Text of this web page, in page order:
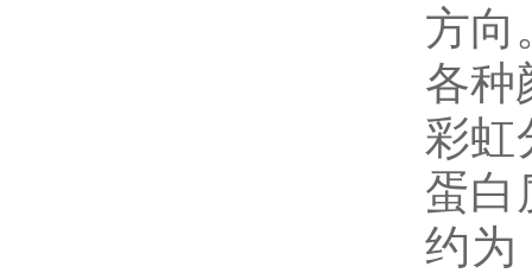
方向
各种
彩虹
蛋白
约为